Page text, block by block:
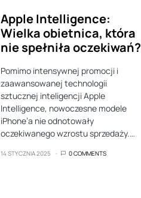
Apple Intelligence:
Wielka obietnica, która
nie spełniła oczekiwań?
Pomimo intensywnej promocji i
zaawansowanej technologii
sztucznej inteligencji Apple
Intelligence, nowoczesne modele
iPhone’a nie odnotowały
oczekiwanego wzrostu sprzedaży.…
14 STYCZNIA 2025 0 COMMENTS